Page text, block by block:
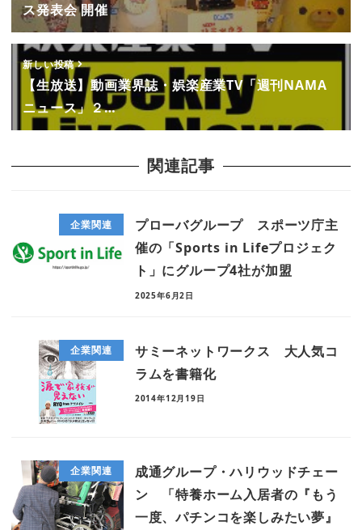
ス発表会 開催
新しい投稿
【生放送】動画業界誌・娯楽産業TV「週刊NAMA
ニュース」２…
関連記事
企業関連
プローバグループ スポーツ庁主
催の「Sports in Lifeプロジェク
ト」にグループ4社が加盟
2025年6月2日
企業関連
サミーネットワークス 大人気コ
ラムを書籍化
2014年12月19日
企業関連
成通グループ・ハリウッドチェー
ン 「特養ホーム入居者の『もう
一度、パチンコを楽しみたい夢』